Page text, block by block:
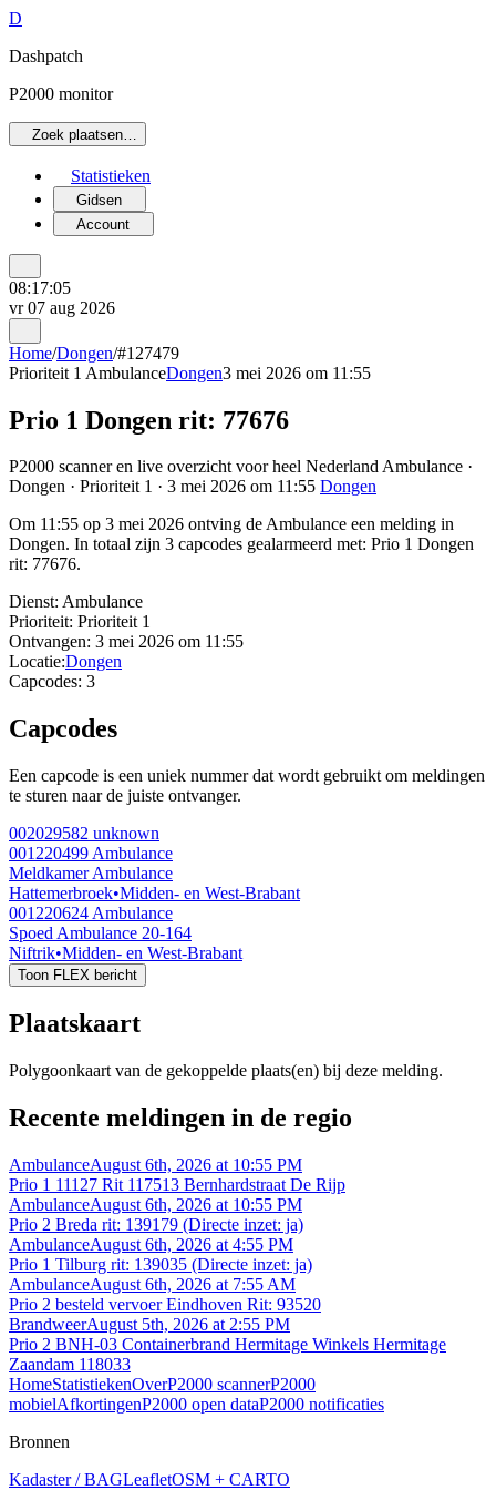
D
Dashpatch
P2000 monitor
Zoek plaatsen…
Statistieken
Gidsen
Account
08:17:05
vr 07 aug 2026
Home/Dongen/#127479
Prioriteit 1 AmbulanceDongen3 mei 2026 om 11:55
Prio 1 Dongen rit: 77676
P2000 scanner en live overzicht voor heel Nederland Ambulance ·
Dongen · Prioriteit 1 · 3 mei 2026 om 11:55 Dongen
Om 11:55 op 3 mei 2026 ontving de Ambulance een melding in
Dongen. In totaal zijn 3 capcodes gealarmeerd met: Prio 1 Dongen
rit: 77676.
Dienst: Ambulance
Prioriteit: Prioriteit 1
Ontvangen: 3 mei 2026 om 11:55
Locatie:Dongen
Capcodes: 3
Capcodes
Een capcode is een uniek nummer dat wordt gebruikt om meldingen
te sturen naar de juiste ontvanger.
002029582 unknown
001220499 Ambulance
Meldkamer Ambulance
Hattemerbroek•Midden- en West-Brabant
001220624 Ambulance
Spoed Ambulance 20-164
Niftrik•Midden- en West-Brabant
Toon FLEX bericht
Plaatskaart
Polygoonkaart van de gekoppelde plaats(en) bij deze melding.
Recente meldingen in de regio
AmbulanceAugust 6th, 2026 at 10:55 PM
Prio 1 11127 Rit 117513 Bernhardstraat De Rijp
AmbulanceAugust 6th, 2026 at 10:55 PM
Prio 2 Breda rit: 139179 (Directe inzet: ja)
AmbulanceAugust 6th, 2026 at 4:55 PM
Prio 1 Tilburg rit: 139035 (Directe inzet: ja)
AmbulanceAugust 6th, 2026 at 7:55 AM
Prio 2 besteld vervoer Eindhoven Rit: 93520
BrandweerAugust 5th, 2026 at 2:55 PM
Prio 2 BNH-03 Containerbrand Hermitage Winkels Hermitage
Zaandam 118033
HomeStatistiekenOverP2000 scannerP2000
mobielAfkortingenP2000 open dataP2000 notificaties
Bronnen
Kadaster / BAGLeafletOSM + CARTO